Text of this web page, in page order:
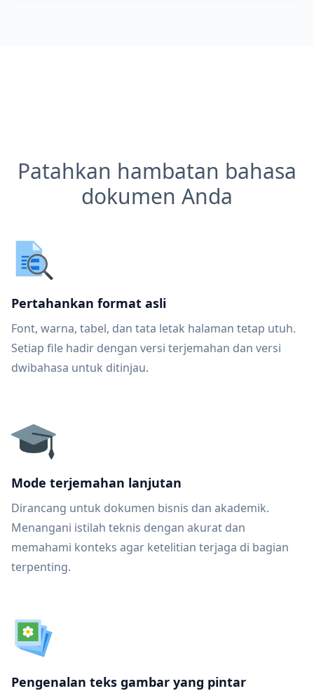
Patahkan hambatan bahasa
dokumen Anda
Pertahankan format asli
Font, warna, tabel, dan tata letak halaman tetap utuh.
Setiap file hadir dengan versi terjemahan dan versi
dwibahasa untuk ditinjau.
Mode terjemahan lanjutan
Dirancang untuk dokumen bisnis dan akademik.
Menangani istilah teknis dengan akurat dan
memahami konteks agar ketelitian terjaga di bagian
terpenting.
Pengenalan teks gambar yang pintar